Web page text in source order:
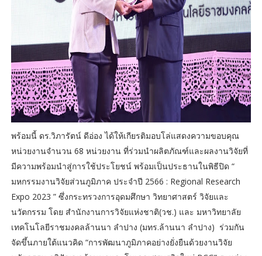
พร้อมนี้ ดร.วิภารัตน์ ดีอ่อง ได้ให้เกียรติมอบโล่แสดงความขอบคุณ
หน่วยงานจำนวน 68 หน่วยงาน ที่ร่วมนำผลิตภัณฑ์และผลงานวิจัยที่
มีความพร้อมนำสู่การใช้ประโยชน์ พร้อมเป็นประธานในพิธีปิด “
มหกรรมงานวิจัยส่วนภูมิภาค ประจำปี 2566 : Regional Research
Expo 2023 ” ซึ่งกระทรวงการอุดมศึกษา วิทยาศาสตร์ วิจัยและ
นวัตกรรม โดย สำนักงานการวิจัยแห่งชาติ(วช.) และ มหาวิทยาลัย
เทคโนโลยีราชมงคลล้านนา ลำปาง (มทร.ล้านนา ลำปาง) ร่วมกัน
จัดขึ้นภายใต้แนวคิด “การพัฒนาภูมิภาคอย่างยั่งยืนด้วยงานวิจัย